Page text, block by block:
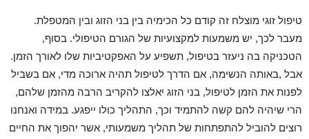
טיפול זוגי מוצלח זה קודם כל הכימיה בין בני הזוג ובין המטפלת.
מעבר לכך, יש משמעות למקצועיות של הגורם הטיפולי. בסוף,
הטכניקה בה ניעזר בטיפול, תשפיע על האפקטיביות שלו לאורך הזמן.
אבל ,באותה הנשימה, אם הדרך לטיפול תהיה ארוכה מדי, אם בשביל
לפנות את הזמן לטיפול, בני הזוג יאלצו להקריב הרבה מהזמן שלהם,
הרי שיהיה להם קשה להתמיד וכך, התהליך כולו ייפגע. במידה ואנחנו
רוצים להוביל להתפתחות של תהליך משמעותי, אשר יהפוך את החיים